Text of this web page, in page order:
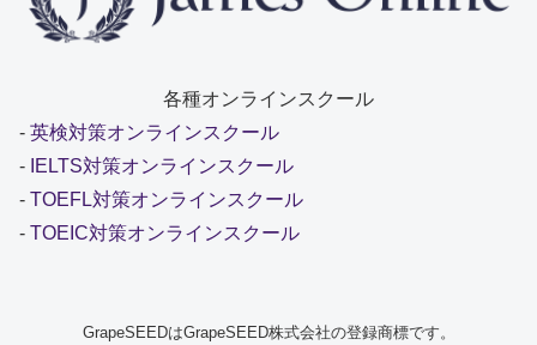
各種オンラインスクール
- 英検対策オンラインスクール
- IELTS対策オンラインスクール
- TOEFL対策オンラインスクール
- TOEIC対策オンラインスクール
GrapeSEEDはGrapeSEED株式会社の登録商標です。